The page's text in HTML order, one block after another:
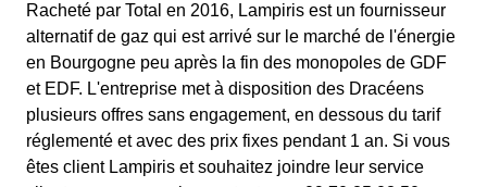
Racheté par Total en 2016, Lampiris est un fournisseur
alternatif de gaz qui est arrivé sur le marché de l'énergie
en Bourgogne peu après la fin des monopoles de GDF
et EDF. L'entreprise met à disposition des Dracéens
plusieurs offres sans engagement, en dessous du tarif
réglementé et avec des prix fixes pendant 1 an. Si vous
êtes client Lampiris et souhaitez joindre leur service